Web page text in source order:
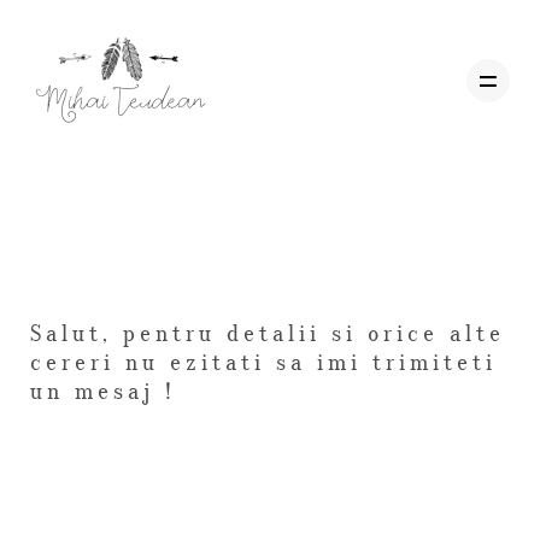
Corporate
Salut, pentru detalii si orice alte
cereri nu ezitati sa imi trimiteti
un mesaj !